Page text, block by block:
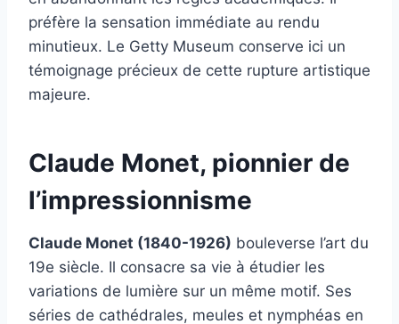
préfère la sensation immédiate au rendu
minutieux. Le Getty Museum conserve ici un
témoignage précieux de cette rupture artistique
majeure.
Claude Monet, pionnier de
l’impressionnisme
Claude Monet (1840-1926) bouleverse l’art du
19e siècle. Il consacre sa vie à étudier les
variations de lumière sur un même motif. Ses
séries de cathédrales, meules et nymphéas en